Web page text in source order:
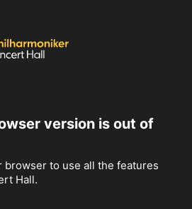
version is out of
browser to use all the features
Hall.